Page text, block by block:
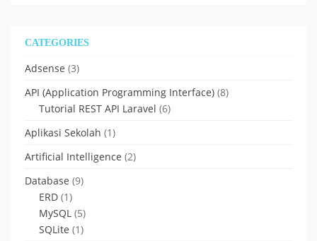
CATEGORIES
Adsense (3)
API (Application Programming Interface) (8)
Tutorial REST API Laravel (6)
Aplikasi Sekolah (1)
Artificial Intelligence (2)
Database (9)
ERD (1)
MySQL (5)
SQLite (1)